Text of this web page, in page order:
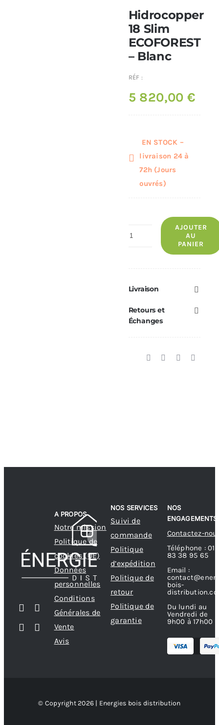
Hidrocopper
18 Slim
ECOFOREST
– Blanc
RÉF :
5 820,00€
EN STOCK –
livraison 24 à
72h (Jours
ouvrés)
quantité
Slim
-
AJOUTER
AU
PANIER
Livraison
Retours et
Échanges
A PROPOS
Notre mission
Politique de
cookies (UE)
Données
personnelles
Conditions
Générales de
Vente
Avis
NOS SERVICES
Suivi de
commande
Politique
d’expédition
Politique de
retour
Politique de
garantie
NOS
ENGAGEMENTS
Contactez-
Téléphone : 01
83 38 95 65
Email :
bois-
Du lundi au
Vendredi de
9h00 à 17h00
© Copyright 2026 | Energies bois distribution